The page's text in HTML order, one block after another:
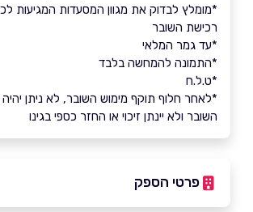
*מומלץ לבדוק את מגוון המסעדות המגיעות
רכישת השובר
*עד גמר המלאי
*התמונה להמחשה בלבד
*ט.ל.ח
*לאחר חלוף תוקף מימוש השובר, לא ניתן
השובר ולא יינתן זיכוי או החזר כספי בגינו
פרטי הספק